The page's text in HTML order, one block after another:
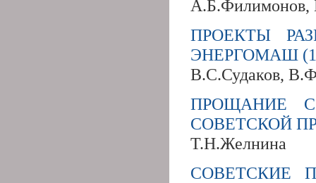
ПРОЕКТЫ
ЭНЕРГОМАШ
В.С.Судаков,
ПРОЩАНИЕ
СОВЕТСКОЙ
Т.Н.Желнина
СОВЕТСКИЕ